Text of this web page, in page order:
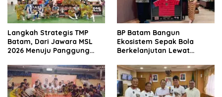
Langkah Strategis TMP
Batam, Dari Jawara MSL
2026 Menuju Panggung
BP Batam Bangun
Ekosistem Sepak Bola
Berkelanjutan Lewat